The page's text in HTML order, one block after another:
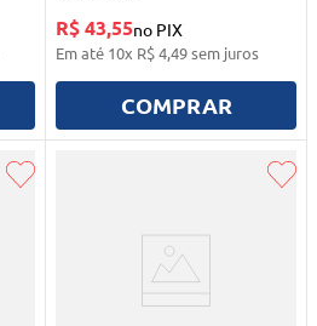
R$ 43,55no PIX
Em até 10x R$4,49sem juros
COMPRAR